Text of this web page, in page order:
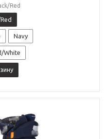
Red
Navy
White